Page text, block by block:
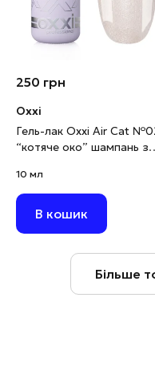
250 грн
Oxxi
Гель-лак Oxxi Air Cat
“котяче око” шампань з
мл
10 мл
В кошик
Більше